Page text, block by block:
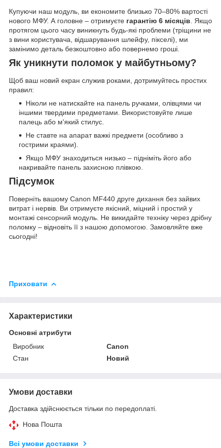
Купуючи наш модуль, ви економите близько 70–80% вартості
нового МФУ. А головне – отримуєте гарантію 6 місяців. Якщо
протягом цього часу виникнуть будь-які проблеми (тріщини не
з вини користувача, відшарування шлейфу, пікселі), ми
замінимо деталь безкоштовно або повернемо гроші.
Як уникнути поломок у майбутньому?
Щоб ваш новий екран служив роками, дотримуйтесь простих
правил:
Ніколи не натискайте на панель ручками, олівцями чи
іншими твердими предметами. Використовуйте лише
палець або м'який стилус.
Не ставте на апарат важкі предмети (особливо з
гострими краями).
Якщо МФУ знаходиться низько – підніміть його або
накривайте панель захисною плівкою.
Підсумок
Поверніть вашому Canon MF440 друге дихання без зайвих
витрат і нервів. Ви отримуєте якісний, міцний і простий у
монтажі сенсорний модуль. Не викидайте техніку через дрібну
поломку – відновіть її з нашою допомогою. Замовляйте вже
сьогодні!
Приховати
Характеристики
Основні атрибути
Виробник
Canon
Стан
Новий
Умови доставки
Доставка здійснюється тільки по передоплаті.
Нова Пошта
Всі умови доставки